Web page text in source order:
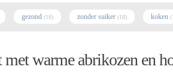
gezond (18) zonder suiker (18) koken
warme abrikozen en